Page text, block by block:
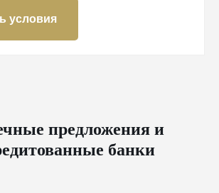
условия
предложения и
банки